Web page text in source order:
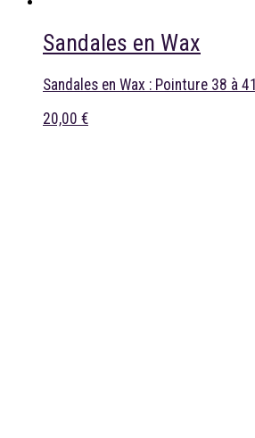
Sandales en Wax
Sandales en Wax : Pointure 38 à 41
20,00 €